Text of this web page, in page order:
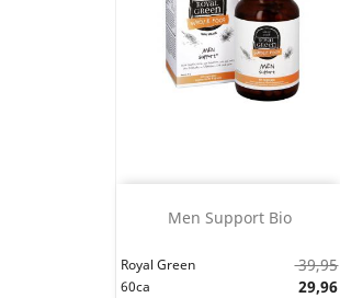
Men Support Bio
Royal Green
60ca
Normale
39,95
29,96